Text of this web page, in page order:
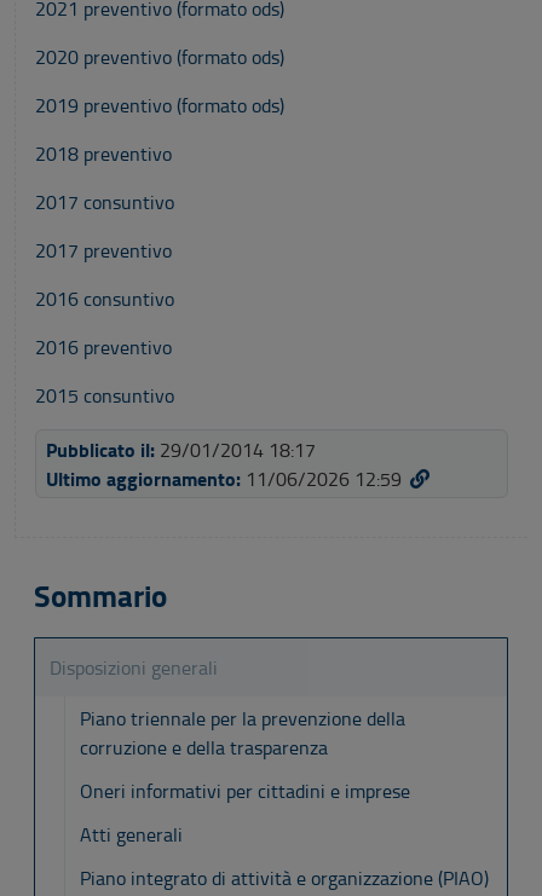
2021 preventivo (formato ods)
2020 preventivo (formato ods)
2019 preventivo (formato ods)
2018 preventivo
2017 consuntivo
2017 preventivo
2016 consuntivo
2016 preventivo
2015 consuntivo
Pubblicato il: 29/01/2014 18:17
Ultimo aggiornamento: 11/06/2026 12:59
Sommario
Disposizioni generali
Piano triennale per la prevenzione della
corruzione e della trasparenza
Oneri informativi per cittadini e imprese
Atti generali
Piano integrato di attività e organizzazione (PIAO)